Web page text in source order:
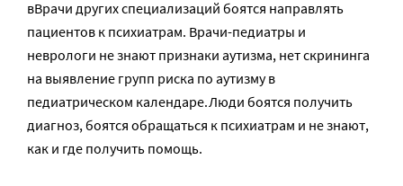
вВрачи других специализаций боятся направлять
пациентов к психиатрам. Врачи-педиатры и
неврологи не знают признаки аутизма, нет скрининга
на выявление групп риска по аутизму в
педиатрическом календаре.Люди боятся получить
диагноз, боятся обращаться к психиатрам и не знают,
как и где получить помощь.